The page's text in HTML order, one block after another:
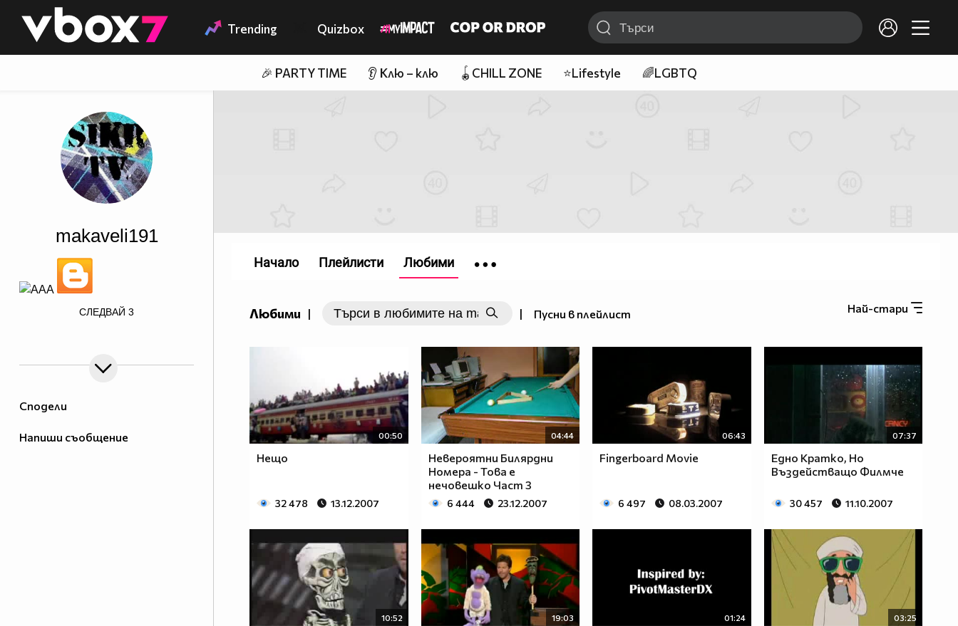
👾 Trending Quizbox
🎉 PARTY TIME 👂 Клю – клю 🪀CHILL ZONE ⭐Lifestyle 🌈LGBTQ
Сподели
Напиши съобщение
makaveli191
src="http://clam.rutgers.edu/~bborrell/Images/Deviantart_Button_sm.png"
СЛЕДВАЙ 3 Любими | | Пусни в плейлист Най-стари
00:50
Нещо
32 478 13.12.2007
04:44
Невероятни Билярдни
Номера - Това е
нечовешко Част 3
6 444 23.12.2007
06:43
Fingerboard Movie
6 497 08.03.2007
07:37
Едно Кратко, Но
Въздействащо Филмче
30 457 11.10.2007
10:52 19:03 01:24 03:25
Начало Плейлисти Любими